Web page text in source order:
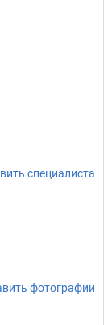
специалиста
фотографии